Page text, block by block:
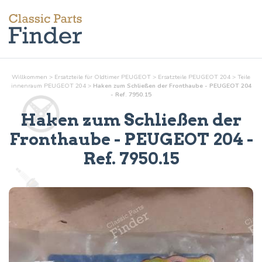
Willkommen > Ersatzteile für Oldtimer PEUGEOT > Ersatzteile PEUGEOT 204 > Teile
innenraum PEUGEOT 204 > Haken zum Schließen der Fronthaube - PEUGEOT 204
- Ref. 7950.15
Haken zum Schließen der
Fronthaube - PEUGEOT 204 -
Ref. 7950.15